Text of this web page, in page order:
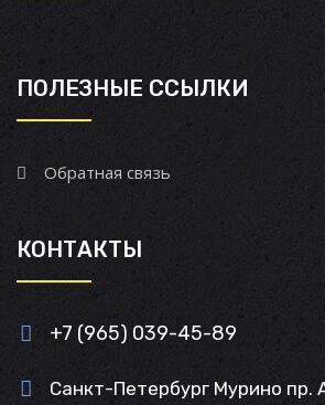
ПОЛЕЗНЫЕ ССЫЛКИ
Обратная связь
КОНТАКТЫ
+7 (965) 039-45-89
Санкт-Петербург Мурино пр.